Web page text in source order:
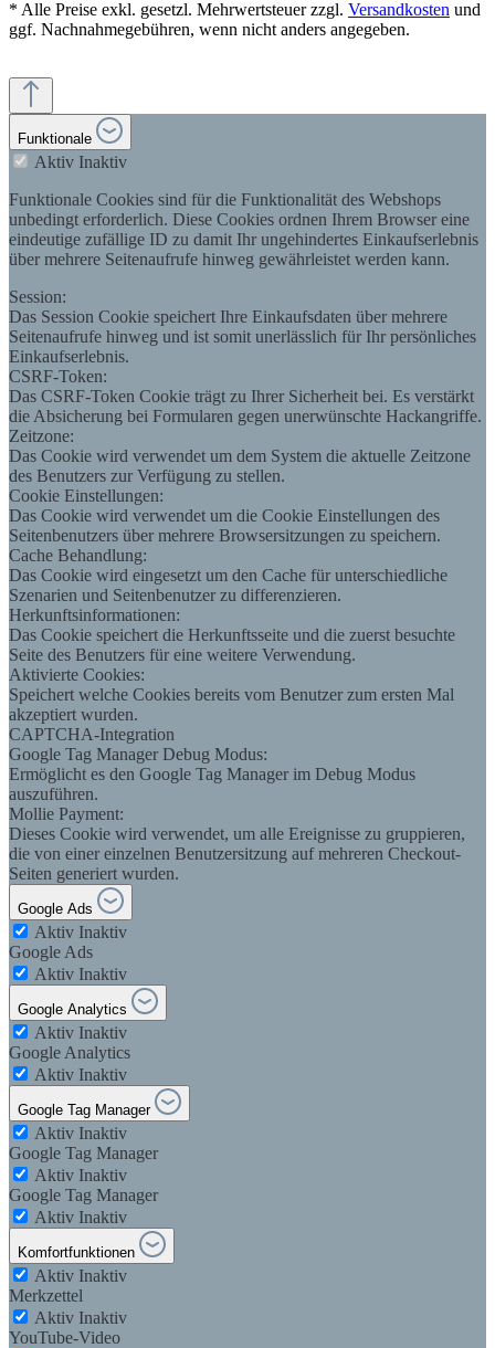
* Alle Preise exkl. gesetzl. Mehrwertsteuer zzgl. Versandkosten und
ggf. Nachnahmegebühren, wenn nicht anders angegeben.
Funktionale
Aktiv Inaktiv
Funktionale Cookies sind für die Funktionalität des Webshops
unbedingt erforderlich. Diese Cookies ordnen Ihrem Browser eine
eindeutige zufällige ID zu damit Ihr ungehindertes Einkaufserlebnis
über mehrere Seitenaufrufe hinweg gewährleistet werden kann.
Session:
Das Session Cookie speichert Ihre Einkaufsdaten über mehrere
Seitenaufrufe hinweg und ist somit unerlässlich für Ihr persönliches
Einkaufserlebnis.
CSRF-Token:
Das CSRF-Token Cookie trägt zu Ihrer Sicherheit bei. Es verstärkt
die Absicherung bei Formularen gegen unerwünschte Hackangriffe.
Zeitzone:
Das Cookie wird verwendet um dem System die aktuelle Zeitzone
des Benutzers zur Verfügung zu stellen.
Cookie Einstellungen:
Das Cookie wird verwendet um die Cookie Einstellungen des
Seitenbenutzers über mehrere Browsersitzungen zu speichern.
Cache Behandlung:
Das Cookie wird eingesetzt um den Cache für unterschiedliche
Szenarien und Seitenbenutzer zu differenzieren.
Herkunftsinformationen:
Das Cookie speichert die Herkunftsseite und die zuerst besuchte
Seite des Benutzers für eine weitere Verwendung.
Aktivierte Cookies:
Speichert welche Cookies bereits vom Benutzer zum ersten Mal
akzeptiert wurden.
CAPTCHA-Integration
Google Tag Manager Debug Modus:
Ermöglicht es den Google Tag Manager im Debug Modus
auszuführen.
Mollie Payment:
Dieses Cookie wird verwendet, um alle Ereignisse zu gruppieren,
die von einer einzelnen Benutzersitzung auf mehreren Checkout-
Seiten generiert wurden.
Google Ads
Aktiv Inaktiv
Google Ads
Aktiv Inaktiv
Google Analytics
Aktiv Inaktiv
Google Analytics
Aktiv Inaktiv
Google Tag Manager
Aktiv Inaktiv
Google Tag Manager
Aktiv Inaktiv
Google Tag Manager
Aktiv Inaktiv
Komfortfunktionen
Aktiv Inaktiv
Merkzettel
Aktiv Inaktiv
YouTube-Video